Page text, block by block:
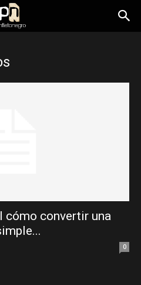
cómo convertir una
0